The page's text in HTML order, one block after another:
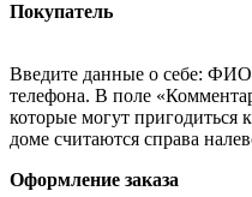
Покупатель
Введите данные о себе:
телефона. В поле
которые могут пригодиться
доме считаются справа
Оформление заказа